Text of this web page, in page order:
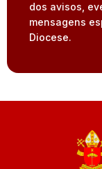
dos avisos,
mensagens
Diocese.